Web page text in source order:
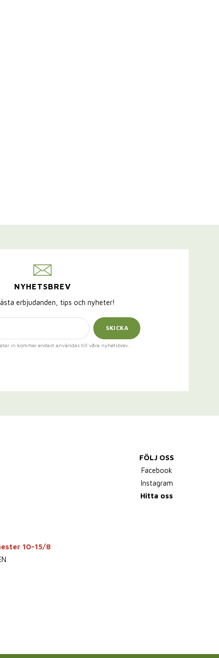
NYHETSBREV
erbjudanden, tips och nyheter!
SKICKA
in kommer endast användas till våra nyhetsbrev.
10-15/8
FÖLJ OSS
Facebook
Instagram
Hitta oss